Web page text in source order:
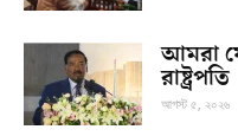
আমরা
রাষ্ট্রপতি
আগস্ট ৫, ২০২৬